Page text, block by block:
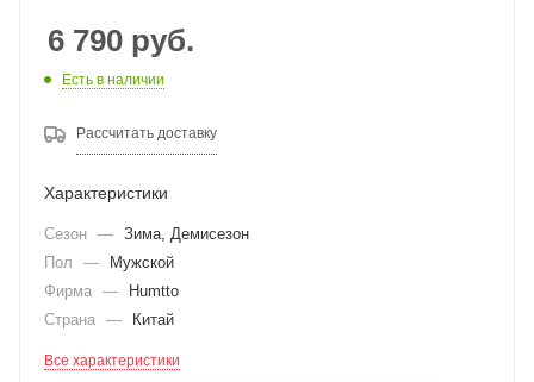
6 790 руб.
Есть в наличии
Рассчитать доставку
Характеристики
Сезон — Зима, Демисезон
Пол
—
Мужской
Фирма —
Humtto
Страна — Китай
Все характеристики